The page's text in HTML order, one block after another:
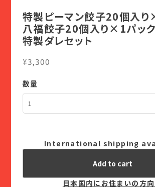
特製ピーマン餃子20個入り
八福餃子20個入り×1パッ
特製ダレセット
¥3,300
数量
International shipping
Add to cart
日本国内にお住まいの方